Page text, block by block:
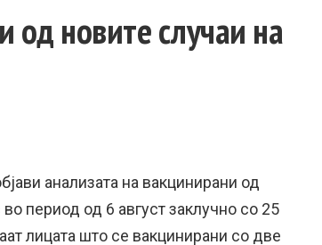
од новите случаи на
анализата на вакцинирани од
период од 6 август заклучно со 25
лицата што се вакцинирани со две